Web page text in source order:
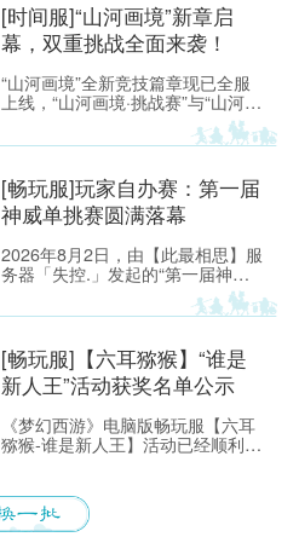
[时间服]“山河画境”新章启
幕，双重挑战全面来袭！
“山河画境”全新竞技篇章现已全服
上线，“山河画境·挑战赛”与“山河画
境·月度英雄榜”两大玩法同步放
出。参与玩法不仅有机会获得特赦
能解锁专属限时称谓、万界通廊摊
位招牌装饰、首领雕像庭院装饰等
限定奖励。
[畅玩服]玩家自办赛：第一届
神威单挑赛圆满落幕
2026年8月2日，由【此最相思】服
务器「失控.」发起的“第一届神威
[畅玩服]【六耳猕猴】“谁是
新人王”活动获奖名单公示
《梦幻西游》电脑版畅玩服【六耳
猕猴-谁是新人王】活动已经顺利落
如下：https://xyq.